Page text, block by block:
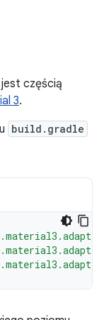
jest częścią
3.
build.gradle